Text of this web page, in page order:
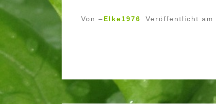
Von –Elke1976 Veröffentlicht am